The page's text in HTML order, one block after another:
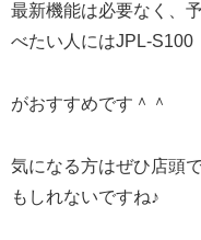
最新機能は必要なく、
べたい人にはJPL-S100
がおすすめです＾＾
気になる方はぜひ店頭
もしれないですね♪